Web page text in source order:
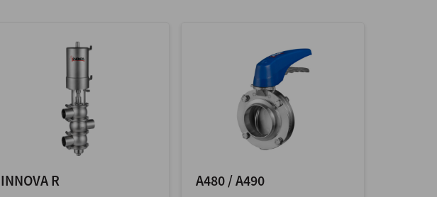
INNOVA R A480 / A490